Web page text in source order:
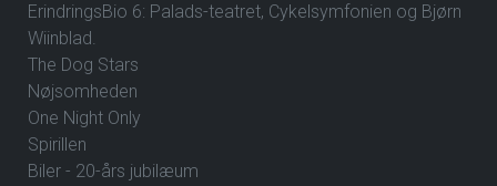
ErindringsBio 6: Palads-teatret, Cykelsymfonien og Bjørn
Wiinblad.
The Dog Stars
Nøjsomheden
One Night Only
Spirillen
Biler - 20-års jubilæum